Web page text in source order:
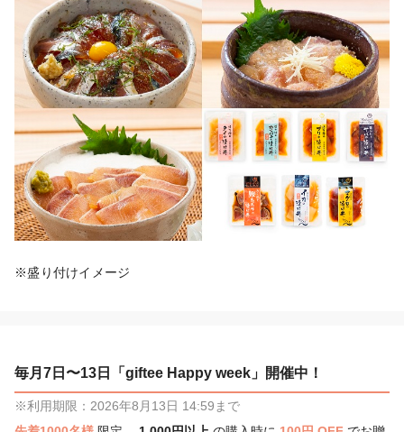
※盛り付けイメージ
毎月7日〜13日「giftee Happy week」開催中！
※利用期限：2026年8月13日 14:59まで